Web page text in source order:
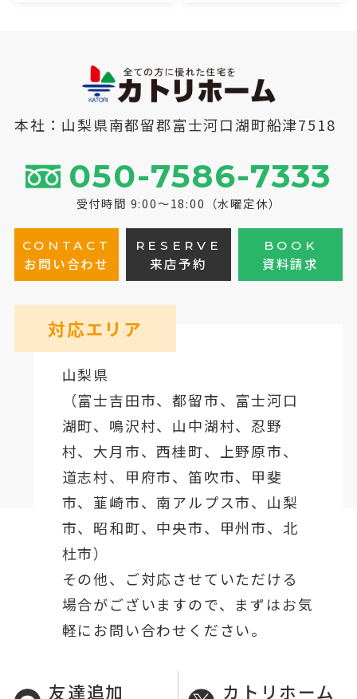
本社：山梨県南都留郡富士河口湖町船津7518
050-7586-7333
受付時間 9:00～18:00（水曜定休）
CONTACT
お問い合わせ
RESERVE
来店予約
BOOK
資料請求
対応エリア
山梨県
（富士吉田市、都留市、 富士河口
湖町、鳴沢村、山中湖村、忍野
村、 大月市、西桂町、上野原市、
道志村、 甲府市、笛吹市、甲斐
市、韮崎市、南アルプス市、山梨
市、昭和町、中央市、甲州市、北
杜市）
その他、ご対応させていただける
場合がございますので、まずはお気
軽にお問い合わせください。
友達追加 カトリホーム